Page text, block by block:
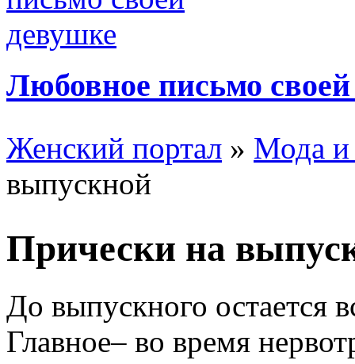
Любовное письмо
Женский портал » Мода и
выпускной
Прически на
До выпускного остается
Главное– во время